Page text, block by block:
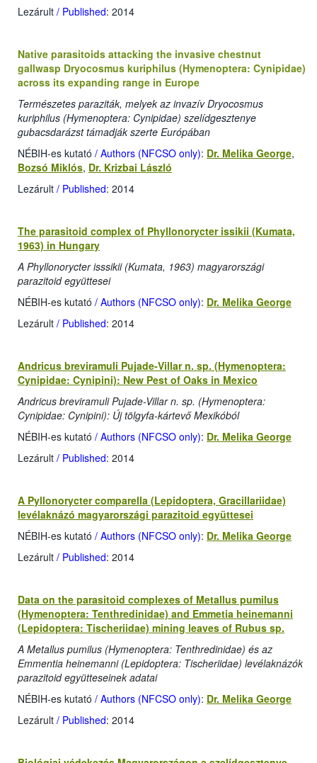
Lezárult / Published: 2014
Native parasitoids attacking the invasive chestnut
gallwasp Dryocosmus kuriphilus (Hymenoptera: Cynipidae)
across its expanding range in Europe
Természetes paraziták, melyek az invazív Dryocosmus
kuriphilus (Hymenoptera: Cynipidae) szelídgesztenye
gubacsdarázst támadják szerte Európában
NÉBIH-es kutató / Authors (NFCSO only): Dr. Melika George,
Bozsó Miklós, Dr. Krizbai László
Lezárult / Published: 2014
The parasitoid complex of Phyllonorycter issikii (Kumata,
1963) in Hungary
A Phyllonorycter isssikii (Kumata, 1963) magyarországi
parazitoid együttesei
NÉBIH-es kutató / Authors (NFCSO only): Dr. Melika George
Lezárult / Published: 2014
Andricus breviramuli Pujade-Villar n. sp. (Hymenoptera:
Cynipidae: Cynipini): New Pest of Oaks in Mexico
Andricus breviramuli Pujade-Villar n. sp. (Hymenoptera:
Cynipidae: Cynipini): Új tölgyfa-kártevő Mexikóból
NÉBIH-es kutató / Authors (NFCSO only): Dr. Melika George
Lezárult / Published: 2014
A Pyllonorycter comparella (Lepidoptera, Gracillariidae)
levélaknázó magyarországi parazitoid együttesei
NÉBIH-es kutató / Authors (NFCSO only): Dr. Melika George
Lezárult / Published: 2014
Data on the parasitoid complexes of Metallus pumilus
(Hymenoptera: Tenthredinidae) and Emmetia heinemanni
(Lepidoptera: Tischeriidae) mining leaves of Rubus sp.
A Metallus pumilus (Hymenoptera: Tenthredinidae) és az
Emmentia heinemanni (Lepidoptera: Tischeriidae) levélaknázók
parazitoid együtteseinek adatai
NÉBIH-es kutató / Authors (NFCSO only): Dr. Melika George
Lezárult / Published: 2014